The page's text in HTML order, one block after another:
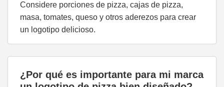
Considere porciones de pizza, cajas de pizza,
masa, tomates, queso y otros aderezos para crear
un logotipo delicioso.
¿Por qué es importante para mi marca